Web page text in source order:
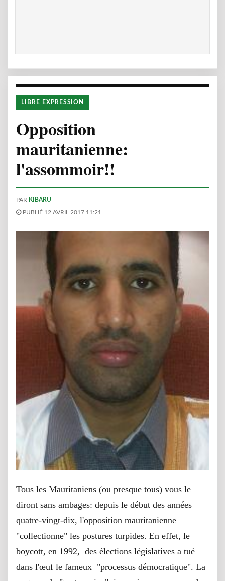
LIBRE EXPRESSION
Opposition
mauritanienne:
l'assommoir!!
PAR KIBARU
PUBLIÉ 12 AVRIL 2017 11:21
Tous les Mauritaniens (ou presque tous) vous le
diront sans ambages: depuis le début des années
quatre-vingt-dix, l'opposition mauritanienne
"collectionne" les postures turpides. En effet, le
boycott, en 1992, des élections législatives a tué
dans l'œuf le fameux "processus démocratique". La